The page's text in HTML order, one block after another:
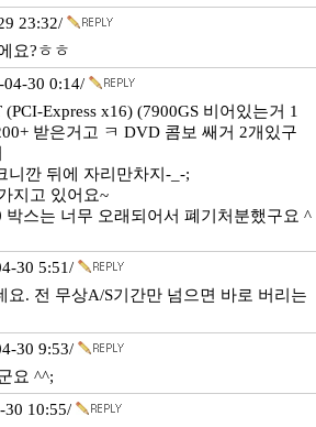
23:32/
요?ㅎㅎ
04-30 0:14/
Express x16) (7900GS 비어있는거 1
받은거고 ㅋ DVD 콤보 쌔거 2개있구
니깐 뒤에 자리만차지-_-;
지고 있어요~
박스는 너무 오래되어서 폐기처분했구요 ^
30 5:51/
요. 전 무상A/S기간만 넘으면 바로 버리는
30 9:53/
요 ^^;
30 10:55/